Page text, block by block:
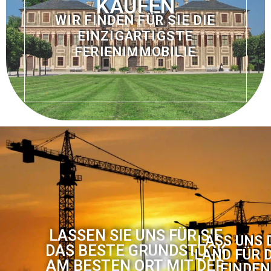
KAUFEN
WIR FINDEN FÜR SIE DIE
EINZIGARTIGSTE
FERIENIMMOBILIE
LASSEN SIE UNS FÜR SIE
DAS BESTE GRUNDSTÜCK
AM BESTEN ORT MIT DER
LASS UNS
LAND FÜR